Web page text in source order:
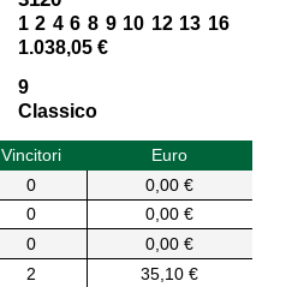
1 2 4 6 8 9 10 12 13 16
1.038,05 €
9
Classico
Vincitori
Euro
0
0,00 €
0
0,00 €
0
0,00 €
2
35,10 €